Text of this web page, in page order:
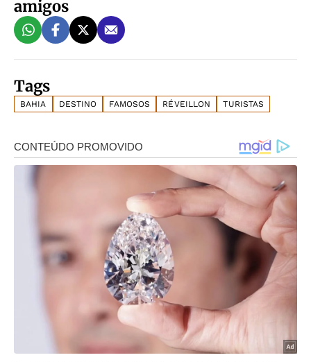
amigos
Tags
BAHIA DESTINO FAMOSOS RÉVEILLON TURISTAS